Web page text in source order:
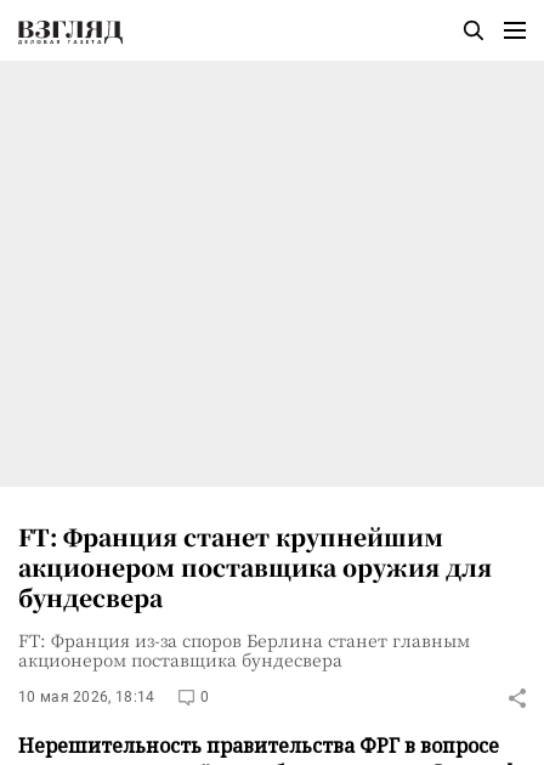
FT: Франция станет крупнейшим
акционером поставщика оружия для
бундесвера
FT: Франция из-за споров Берлина станет главным
акционером поставщика бундесвера
10 мая 2026, 18:14 0
Нерешительность правительства ФРГ в вопросе